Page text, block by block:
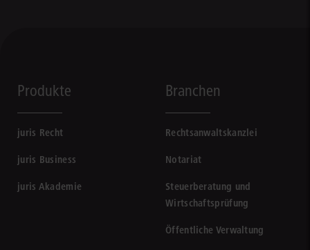
Produkte
juris Recht
juris Business
juris Akademie
Branchen
Rechtsanwaltskanzlei
Notariat
Steuerberatung und
Wirtschaftsprüfung
Öffentliche Verwaltung